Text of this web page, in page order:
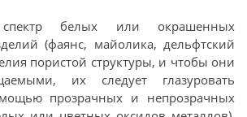
белых или окрашенных
(фаянс, майолика, дельфтский
пористой структуры, и чтобы они
их следует глазуровать
прозрачных и непрозрачных